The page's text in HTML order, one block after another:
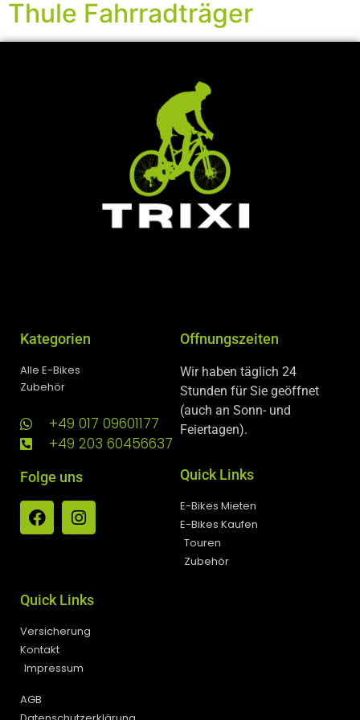
Thule Fahrradträger
Kategorien
Alle E-Bikes
Zubehör
+49 017 09601177
+49 203 60456637
Folge uns
Offnungszeiten
Wir haben täglich 24
Stunden für Sie geöffnet
(auch an Sonn- und
Feiertagen).
Quick Links
E-Bikes Mieten
E-Bikes Kaufen
Touren
Zubehör
Quick Links
Versicherung
Kontakt
Impressum
AGB